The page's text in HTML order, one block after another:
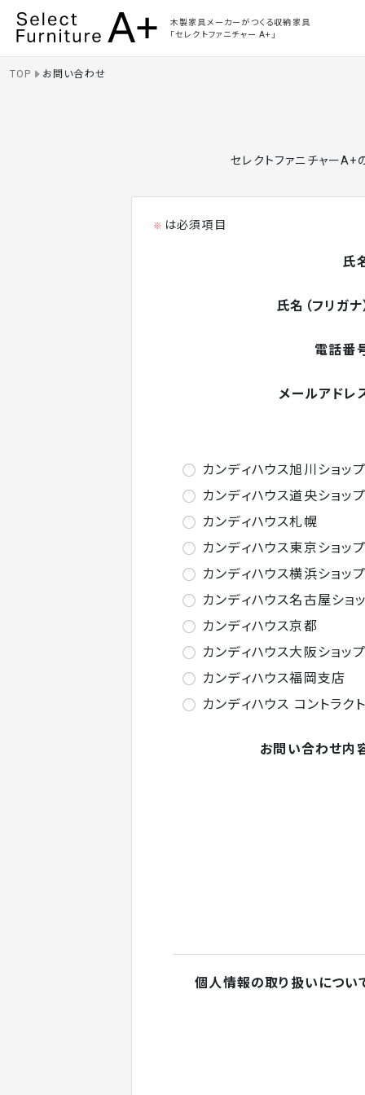
Select Furniture A+
木製家具メーカーがつくる収納家具
「セレクトファニチャー A+」
TOP お問い合わせ
セレクトファニチャーA+
※ は必須項目
氏
氏名（フリガナ
電話番
メールアドレ
カンディハウス旭川ショッ
カンディハウス道央ショッ
カンディハウス札幌
カンディハウス東京ショッ
カンディハウス横浜ショッ
カンディハウス名古屋ショ
カンディハウス京都
カンディハウス大阪ショッ
カンディハウス福岡支店
カンディハウス コントラク
お問い合わせ内
個人情報の取り扱いについ